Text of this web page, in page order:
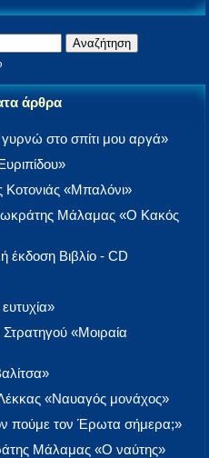
άρθρα
στο σπίτι μου αργά»
«Μπαλόνι»
Μάλαμας «Ο Κακός
έκδοση Βιβλίο - CD
«Μοιραία
«Ναυαγός μονάχος»
πούμε τον Έρωτα σήμερα;»
Μάλαμας «Ο ναύτης»